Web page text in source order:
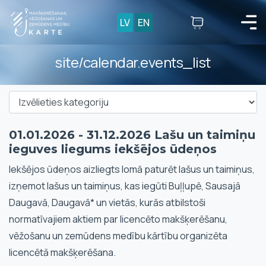
LV EN
site/calendar.events_list
01.01.2026 - 31.12.2026 Lašu un taimiņu
ieguves liegums iekšējos ūdeņos
Iekšējos ūdeņos aizliegts lomā paturēt lašus un taimiņus,
izņemot lašus un taimiņus, kas iegūti Buļļupē, Sausajā
Daugavā, Daugavā* un vietās, kurās atbilstoši
normatīvajiem aktiem par licencēto makšķerēšanu,
vēžošanu un zemūdens medību kārtību organizēta
licencētā makšķerēšana.